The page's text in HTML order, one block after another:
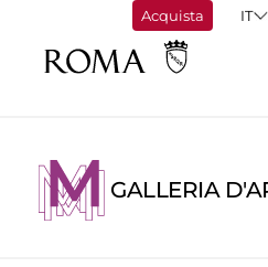
Acquista
GALLERIA